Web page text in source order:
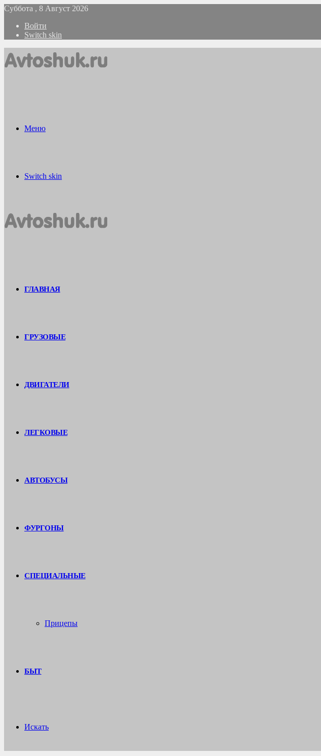
Суббота , 8 Август 2026
Войти
Switch skin
Меню
Switch skin
ГЛАВНАЯ
ГРУЗОВЫЕ
ДВИГАТЕЛИ
ЛЕГКОВЫЕ
АВТОБУСЫ
ФУРГОНЫ
СПЕЦИАЛЬНЫЕ
Прицепы
БЫТ
Искать